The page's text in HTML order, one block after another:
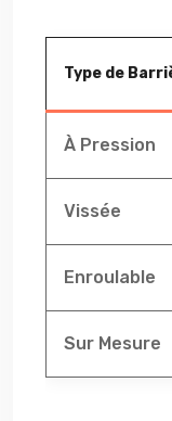
Type de
À Pression
Vissée
Enroulable
Sur Mesure